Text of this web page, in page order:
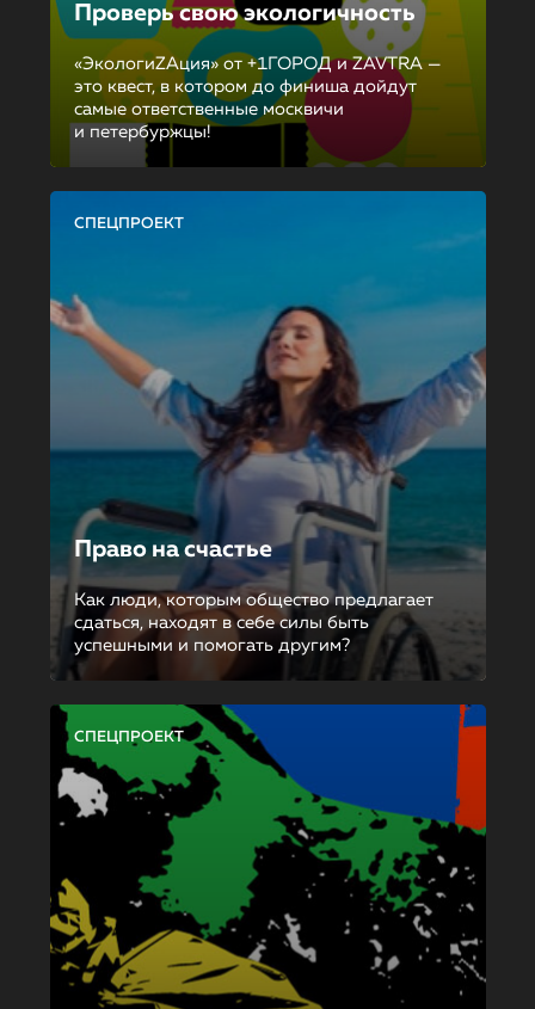
Проверь свою экологичность
«ЭкологиZAция» от +1ГОРОД и ZAVTRA —
это квест, в котором до финиша дойдут
самые ответственные москвичи
и петербуржцы!
СПЕЦПРОЕКТ
Право на счастье
Как люди, которым общество предлагает
сдаться, находят в себе силы быть
успешными и помогать другим?
СПЕЦПРОЕКТ